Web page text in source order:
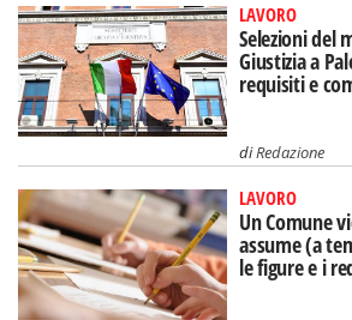
LAVORO
Selezioni del
Giustizia a
requisiti e
diRedazione
LAVORO
Un Comune
assume (a
le figure e i